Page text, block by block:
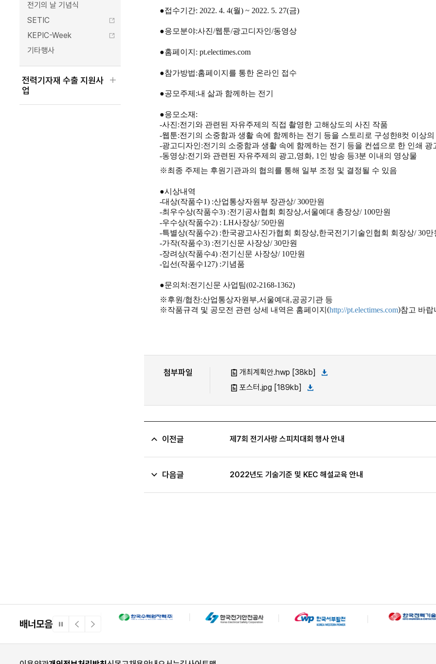
전기의 날 기념식
SETIC
KEPIC-Week
기타행사
전력기자재 수출 지원사
업
●접수기간: 2022. 4. 4(월) ~ 2022. 5. 27(금)
●응모분야:사진/웹툰/광고디자인/동영상
●홈페이지 : pt.electimes.com
●참가방법:홈페이지를 통한 온라인 접수
●공모주제 :내 삶과 함께하는 전기
●응모소재 :
-사진:전기와 관련된 자유주제의 직접 촬영한 고해상도의 사진 작품
-웹툰:전기의 소중함과 생활 속에 함께하는 전기 등을 스토리로 구성한8컷 이상
-광고디자인:전기의 소중함과 생활 속에 함께하는 전기 등을 컨셉으로 한 인쇄 광
-동영상:전기와 관련된 자유주제의 광고,영화, 1 인 방송 등3분 이내의 영상물
※최종 주제는 후원기관과의 협의를 통해 일부 조정 및 결정될 수 있음
●시상내역
-대상(작품수1) :산업통상자원부 장관상/ 300만원
-최우수상(작품수3) :전기공사협회 회장상,서울예대 총장상/ 100만원
-우수상(작품수2) : LH사장상/ 50만원
-특별상(작품수2) :한국광고사진가협회 회장상,한국전기기술인협회 회장상/ 30만
-가작(작품수3) :전기신문 사장상/ 30만원
-장려상(작품수4) :전기신문 사장상/ 10만원
-입선(작품수127) :기념품
●문의처 :전기신문 사업팀(02-2168-1362)
※후원/협찬:산업통상자원부,서울예대 ,공공기관 등
※작품규격 및 공모전 관련 상세 내역은 홈페이지(http://pt.electimes.com)참고 바랍
첨부파일
개최계획안.hwp [38kb]
포스터.jpg [189kb]
이전글 제7회 전기사랑 스피치대회 행사 안내
다음글 2022년도 기술기준 및 KEC 해설교육 안내
배너모음
일
이
다